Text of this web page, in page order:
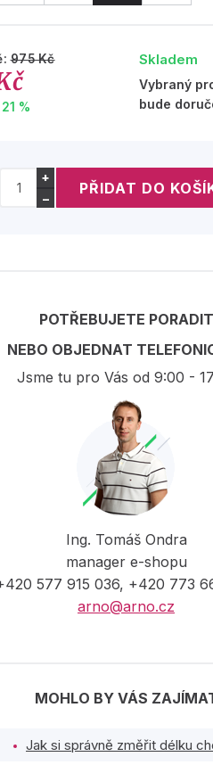
975 Kč
21 %
Skladem
Vybraný
bude
+
−
POTŘEBUJETE PORADIT
NEBO OBJEDNAT
Jsme tu pro Vás od 9:00 -
Ing. Tomáš Ondra
manager e-shopu
577 915 036, +420 773
arno@arno.cz
MOHLO BY VÁS
Jak si správně změřit délku